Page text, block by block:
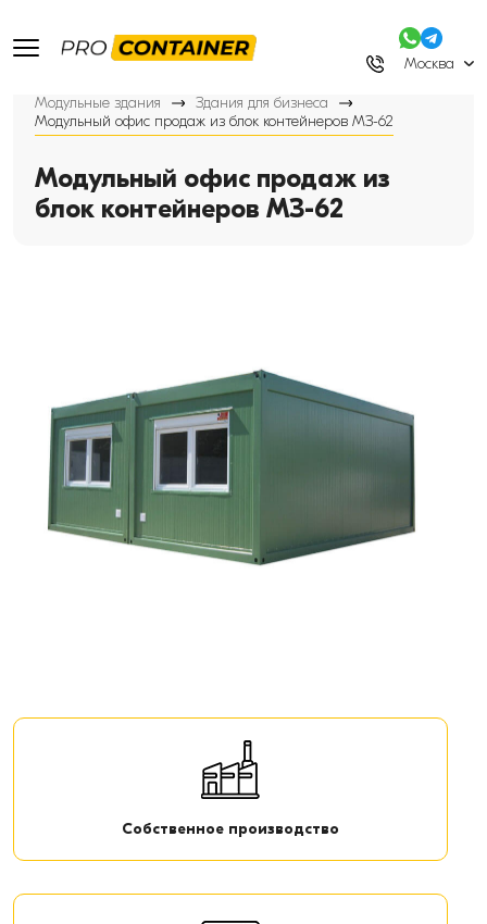
Москва
Модульные здания
Здания для бизнеса
Модульный офис продаж из блок контейнеров МЗ-62
Модульный офис продаж из
блок контейнеров МЗ-62
Собственное производство